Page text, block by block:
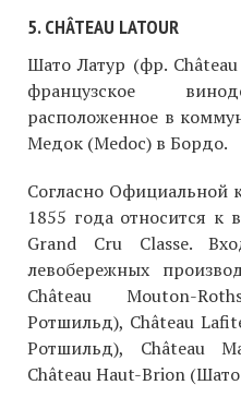
5. CHÂTEAU LATOUR
Шато Латур (фр.
французское
расположенное в
Медок (Medoc) в Бордо.
Согласно Официальной
1855 года относится к
Grand Cru Classe.
левобережных
Château Mouton-
Ротшильд), Château
Ротшильд), Château
Château Haut-Brion